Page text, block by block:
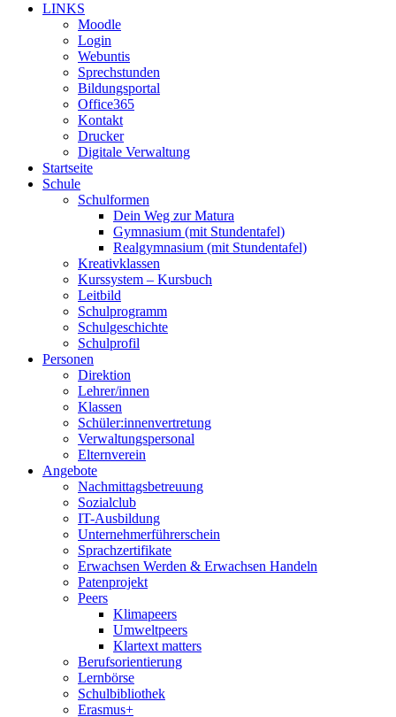
LINKS
Moodle
Login
Webuntis
Sprechstunden
Bildungsportal
Office365
Kontakt
Drucker
Digitale Verwaltung
Startseite
Schule
Schulformen
Dein Weg zur Matura
Gymnasium (mit Stundentafel)
Realgymnasium (mit Stundentafel)
Kreativklassen
Kurssystem – Kursbuch
Leitbild
Schulprogramm
Schulgeschichte
Schulprofil
Personen
Direktion
Lehrer/innen
Klassen
Schüler:innenvertretung
Verwaltungspersonal
Elternverein
Angebote
Nachmittagsbetreuung
Sozialclub
IT-Ausbildung
Unternehmerführerschein
Sprachzertifikate
Erwachsen Werden & Erwachsen Handeln
Patenprojekt
Peers
Klimapeers
Umweltpeers
Klartext matters
Berufsorientierung
Lernbörse
Schulbibliothek
Erasmus+